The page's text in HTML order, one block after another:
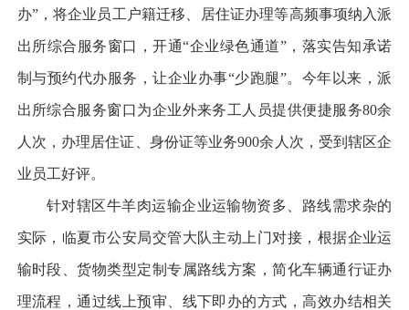
办”，将企业员工户籍迁移、居住证办理等高频事项纳入派
出所综合服务窗口，开通“企业绿色通道”，落实告知承诺
制与预约代办服务，让企业办事“少跑腿”。今年以来，派
出所综合服务窗口为企业外来务工人员提供便捷服务80余
人次，办理居住证、身份证等业务900余人次，受到辖区企
业员工好评。
针对辖区牛羊肉运输企业运输物资多、路线需求杂的
实际，临夏市公安局交管大队主动上门对接，根据企业运
输时段、货物类型定制专属路线方案，简化车辆通行证办
理流程，通过线上预审、线下即办的方式，高效办结相关